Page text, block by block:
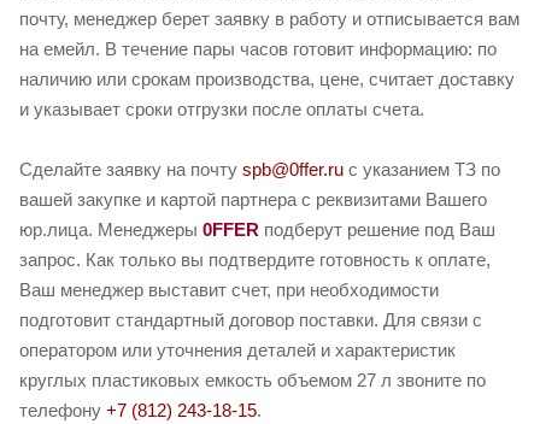
почту, менеджер берет заявку в работу и отписывается вам
на емейл. В течение пары часов готовит информацию: по
наличию или срокам производства, цене, считает доставку
и указывает сроки отгрузки после оплаты счета.
Сделайте заявку на почту spb@0ffer.ru с указанием ТЗ по
вашей закупке и картой партнера с реквизитами Вашего
юр.лица. Менеджеры 0FFER подберут решение под Ваш
запрос. Как только вы подтвердите готовность к оплате,
Ваш менеджер выставит счет, при необходимости
подготовит стандартный договор поставки. Для связи с
оператором или уточнения деталей и характеристик
круглых пластиковых емкость объемом 27 л звоните по
телефону +7 (812) 243-18-15.